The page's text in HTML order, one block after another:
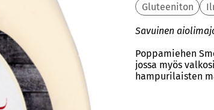
Gluteeniton
Savuinen
Poppamiehen
jossa myös
hampurilaisten